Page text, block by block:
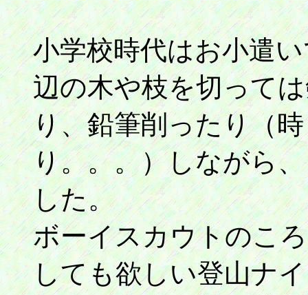
小学校時代はお小遣
辺の木や枝を切って
り、鉛筆削ったり（
り。。。）しながら
した。
ボーイスカウトのこ
しても欲しい登山ナ